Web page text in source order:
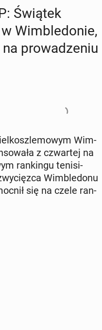
Świątek
Wim­ble­do­nie,
pro­wa­dze­niu
Wim­
z czwar­tej na
ran­kin­gu te­ni­si­
Wim­ble­do­nu
się na czele ran­